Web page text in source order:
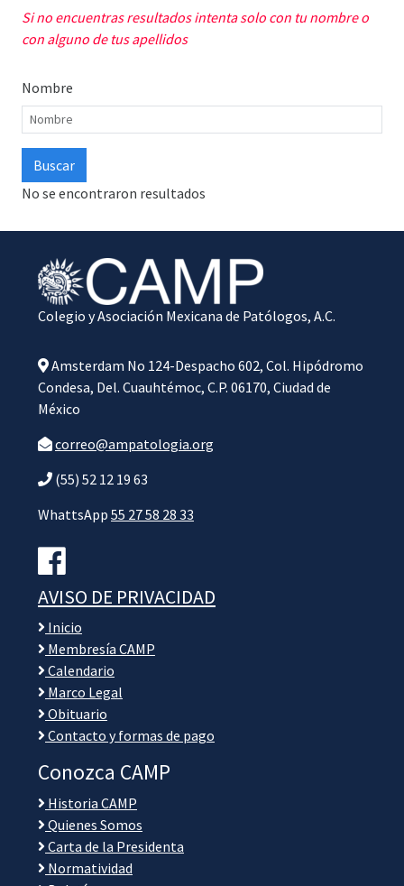
Si no encuentras resultados intenta solo con tu nombre o
con alguno de tus apellidos
Nombre
No se encontraron resultados
Colegio y Asociación Mexicana de Patólogos, A.C.
Amsterdam No 124-Despacho 602, Col. Hipódromo
Condesa, Del. Cuauhtémoc, C.P. 06170, Ciudad de
México
correo@ampatologia.org
(55) 52 12 19 63
WhattsApp 55 27 58 28 33
AVISO DE PRIVACIDAD
Inicio
Membresía CAMP
Calendario
Marco Legal
Obituario
Contacto y formas de pago
Conozca CAMP
Historia CAMP
Quienes Somos
Carta de la Presidenta
Normatividad